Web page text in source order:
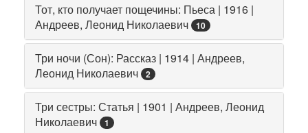
Тот, кто получает пощечины: Пьеса | 1916 |
Андреев, Леонид Николаевич
10
Три ночи (Сон): Рассказ | 1914 | Андреев,
Леонид Николаевич
2
Три сестры: Статья | 1901 | Андреев, Леонид
Николаевич
1